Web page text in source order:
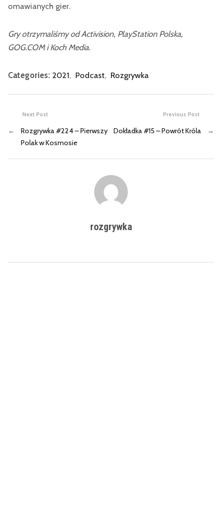
omawianych gier.
Gry otrzymaliśmy od Activision, PlayStation Polska,
GOG.COM i Koch Media.
Categories: 2021, Podcast, Rozgrywka
Previous Post
Dokładka #15 – Powrót Króla →
Next Post
←
Rozgrywka #224 – Pierwszy
Polak w Kosmosie
rozgrywka